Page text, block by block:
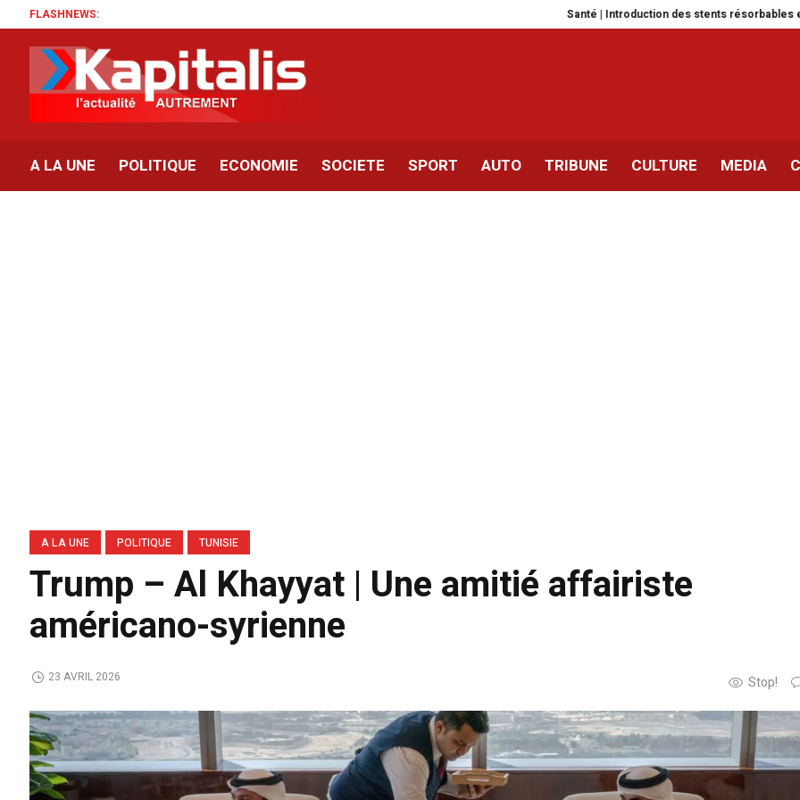
FLASHNEWS: Santé | Introduction des stents résorbables en Tunisie
A LA UNE POLITIQUE ECONOMIE SOCIETE SPORT AUTO TRIBUNE CULTURE MEDIA
A LA UNE POLITIQUE TUNISIE
Trump – Al Khayyat | Une amitié affairiste
américano-syrienne
Stop!
23 AVRIL 2026